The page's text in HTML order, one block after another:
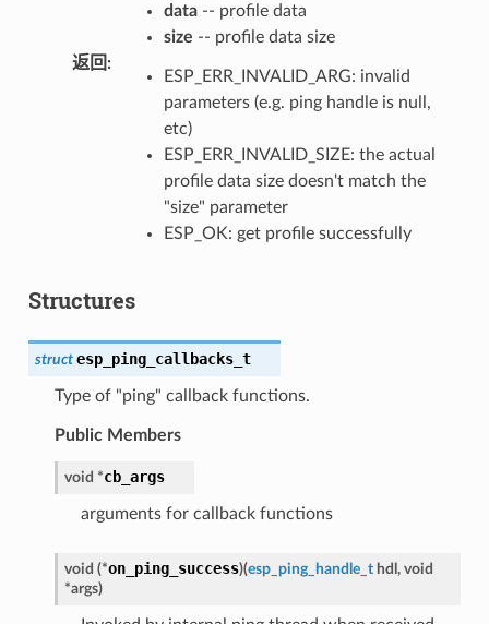
data-- profile data
size -- profile data size
返回 :
ESP_ERR_INVALID_ARG: invalid
parameters (e.g. ping handle is null,
etc)
ESP_ERR_INVALID_SIZE: the actual
profile data size doesn't match the
"size" parameter
ESP_OK: get profile successfully
Structures
struct esp_ping_callbacks_t
Type of "ping" callback functions.
Public Members
void *cb_args
arguments for callback functions
void (*on_ping_success)(esp_ping_handle_t hdl , void
*args)